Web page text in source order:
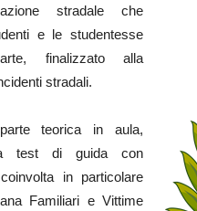
stradale che
e le studentesse
finalizzato alla
stradali.
teorica in aula,
test di guida con
in particolare
Familiari e Vittime